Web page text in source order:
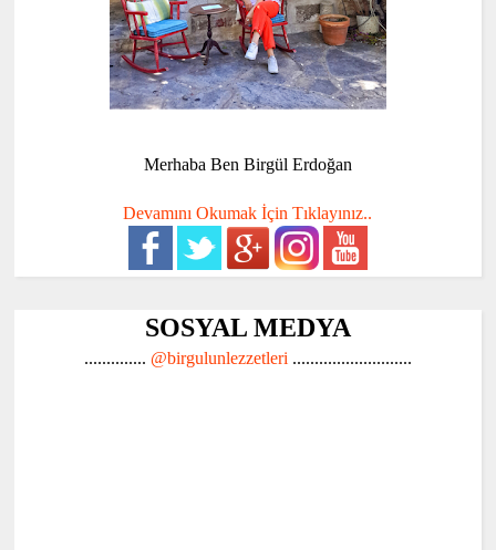
Merhaba Ben Birgül Erdoğan
Devamını Okumak İçin Tıklayınız..
SOSYAL MEDYA
.............. @birgulunlezzetleri ...........................